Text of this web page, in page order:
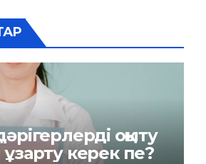
оқыту
ұзарту керек пе?